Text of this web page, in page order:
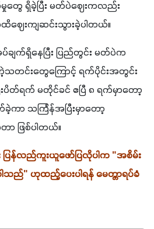
ေ ရှိခဲ့ပြီး မတ်ပဲဈေးကလည်း
ဈေးကျဆင်းသွားခဲ့ပါတယ်။
ျက်ရှိနေပြီး ပြည်တွင်း မတ်ပဲက
တင်းတွေကြောင့် ရက်ပိုင်းအတွင်း
းပိတ်ရက် မတိုင်ခင် ဧပြီ ၈ ရက်မှာတော့
ကာ သင်္ကြန်အပြီးမှာတော့
ဖြစ်ပါတယ်။
း ပြန်လည်ကူးယူဖော်ပြလိုပါက "အစိမ်း
ါသည်" ဟုထည့်ပေးပါရန် မေတ္တာရပ်ခံ